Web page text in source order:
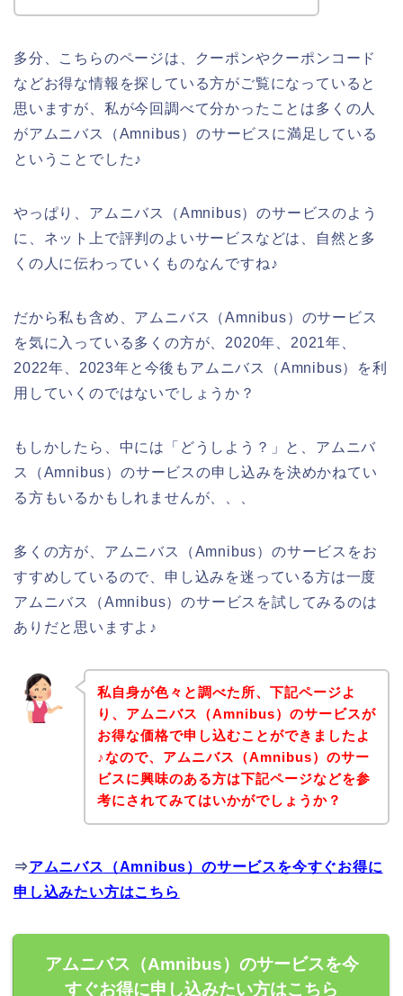
多分、こちらのページは、クーポンやクーポンコード
などお得な情報を探している方がご覧になっていると
思いますが、私が今回調べて分かったことは多くの人
がアムニバス（Amnibus）のサービスに満足している
ということでした♪
やっぱり、アムニバス（Amnibus）のサービスのよう
に、ネット上で評判のよいサービスなどは、自然と多
くの人に伝わっていくものなんですね♪
だから私も含め、アムニバス（Amnibus）のサービス
を気に入っている多くの方が、2020年、2021年、
2022年、2023年と今後もアムニバス（Amnibus）を利
用していくのではないでしょうか？
もしかしたら、中には「どうしよう？」と、アムニバ
ス（Amnibus）のサービスの申し込みを決めかねてい
る方もいるかもしれませんが、、、
多くの方が、アムニバス（Amnibus）のサービスをお
すすめしているので、申し込みを迷っている方は一度
アムニバス（Amnibus）のサービスを試してみるのは
ありだと思いますよ♪
私自身が色々と調べた所、下記ページよ
り、アムニバス（Amnibus）のサービスが
お得な価格で申し込むことができましたよ
♪なので、アムニバス（Amnibus）のサー
ビスに興味のある方は下記ページなどを参
考にされてみてはいかがでしょうか？
⇒アムニバス（Amnibus）のサービスを今すぐお得に
申し込みたい方はこちら
アムニバス（Amnibus）のサービスを今
すぐお得に申し込みたい方はこちら